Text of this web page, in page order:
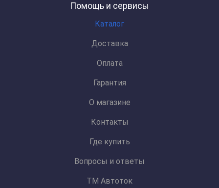
Помощь и сервисы
Каталог
Доставка
Оплата
Гарантия
О магазине
Контакты
Где купить
Вопросы и ответы
ТМ Автоток